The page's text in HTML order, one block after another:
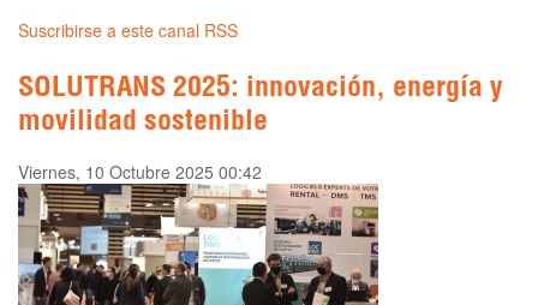
Suscribirse a este canal RSS
SOLUTRANS 2025: innovación, energía y
movilidad sostenible
Viernes, 10 Octubre 2025 00:42